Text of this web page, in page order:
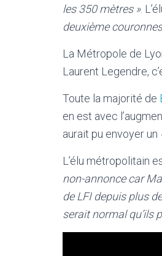
les 350 mètres ».
deuxième
La Métropole de
Laurent Legendre,
Toute la majorité de
en est avec
aurait pu envoyer un
L’élu métropolitain
non-annonce car
de LFI depuis plus
serait normal qu’ils